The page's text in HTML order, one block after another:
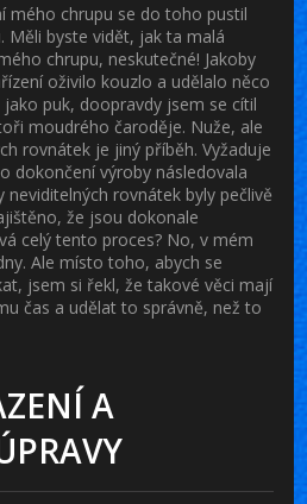
mého chrupu se do toho pustil
Měli byste vidět, jak ta malá
chrupu, neskutečné! Jakoby
oživilo kouzlo a udělalo něco
puk, doopravdy jsem se cítil
moudrého čaroděje. Nuže, ale
rovnátek je jiný příběh. Vyžaduje
dokončení výroby následovala
rovnátek byly pečlivě
že jsou dokonale
celý tento proces? No, v mém
Ale místo toho, abych se
jsem si řekl, že takové věci mají
čas a udělat to správně, než to
A